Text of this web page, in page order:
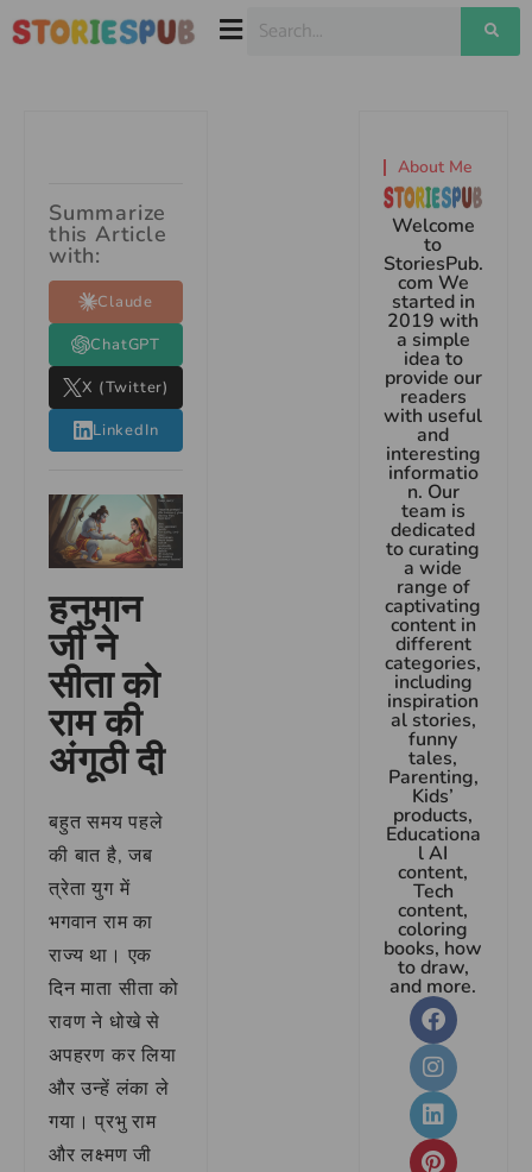
Summarize
this Article
with:
Claude
ChatGPT
X (Twitter)
LinkedIn
हनुमान
जी ने
सीता को
राम की
अंगूठी दी
बहुत समय पहले
की बात है, जब
त्रेता युग में
भगवान राम का
राज्य था। एक
दिन माता सीता को
रावण ने धोखे से
अपहरण कर लिया
और उन्हें लंका ले
गया। प्रभु राम
और लक्ष्मण जी
About Me
Welcome
to
StoriesPub.
com We
started in
2019 with
a simple
idea to
provide our
readers
with useful
and
interesting
informatio
n. Our
team is
dedicated
to curating
a wide
range of
captivating
content in
different
categories,
including
inspiration
al stories,
funny
tales,
Parenting,
Kids’
products,
Educationa
l AI
content,
Tech
content,
coloring
books, how
to draw,
and more.